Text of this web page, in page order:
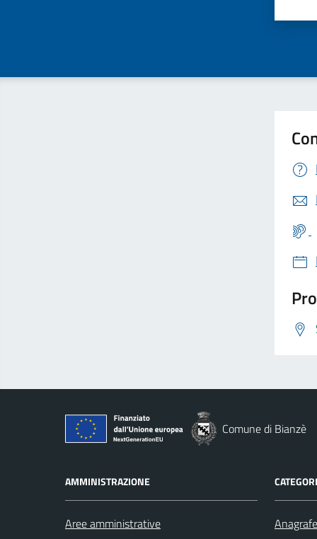
Comune di Bianzè
AMMINISTRAZIONE
Aree amministrative